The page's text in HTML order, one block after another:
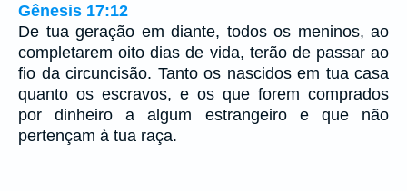
Gênesis 17:12
De tua geração em diante, todos os meninos, ao
completarem oito dias de vida, terão de passar ao
fio da circuncisão. Tanto os nascidos em tua casa
quanto os escravos, e os que forem comprados
por dinheiro a algum estrangeiro e que não
pertençam à tua raça.